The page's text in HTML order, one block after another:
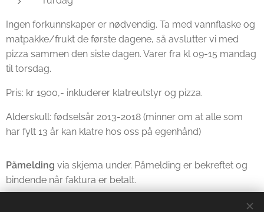
Ingen forkunnskaper er nødvendig. Ta med vannflaske og
matpakke/frukt de første dagene, så avslutter vi med
pizza sammen den siste dagen. Varer fra kl 09-15 mandag
til torsdag.
Pris: kr 1900,- inkluderer klatreutstyr og pizza.
Alderskull: fødselsår 2013-2018 (minner om at alle som
har fylt 13 år kan klatre hos oss på egenhånd)
Påmelding via skjema under. Påmelding er bekreftet og
bindende når faktura er betalt.